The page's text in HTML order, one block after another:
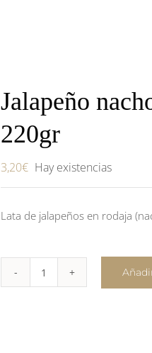
Jalapeño
220gr
3,20€ Hay existencias
Lata de jalapeños en rodaja
Jalapeño